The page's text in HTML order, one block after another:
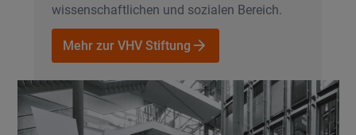
wissenschaftlichen und sozialen Bereich.
Mehr zur VHV Stiftung
Mehr zur VHV Stiftung